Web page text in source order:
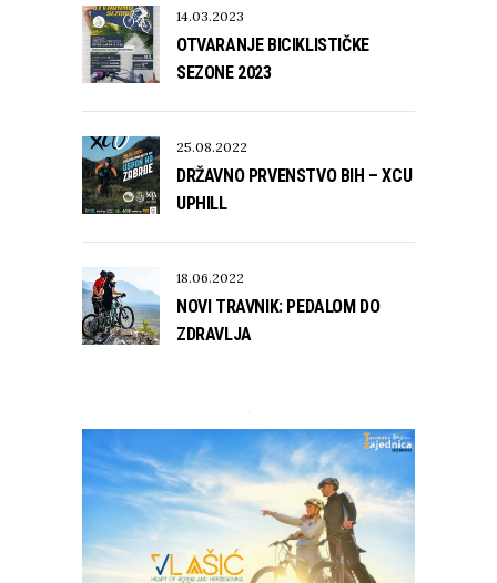
14.03.2023
OTVARANJE BICIKLISTIČKE
SEZONE 2023
25.08.2022
DRŽAVNO PRVENSTVO BIH – XCU
UPHILL
18.06.2022
NOVI TRAVNIK: PEDALOM DO
ZDRAVLJA